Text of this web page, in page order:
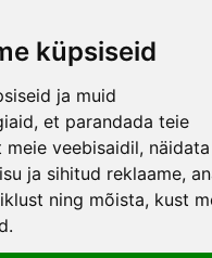
küpsiseid
ja muid
et parandada teie
meie veebisaidil,
ja sihitud reklaame,
ning mõista, kust